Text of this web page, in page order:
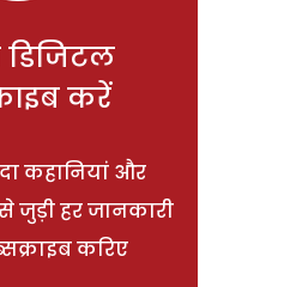
डिजिटल
करें
कहानियां और
जुड़ी हर जानकारी
करिए